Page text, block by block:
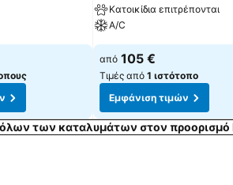
Κατοικίδια επιτρέπονται
A/C
από 105 €
Τιμές από 1 ιστότοπο
Εμφάνιση τιμών
των καταλυμάτων στον προορισμό